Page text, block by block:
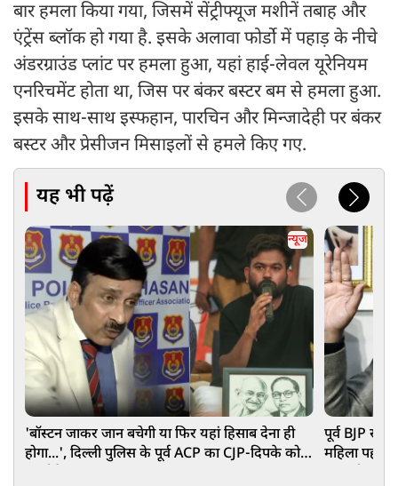
बार हमला किया गया, जिसमें सेंट्रीफ्यूज मशीनें तबाह और
एंट्रेंस ब्लॉक हो गया है. इसके अलावा फोर्डो में पहाड़ के नीचे
अंडरग्राउंड प्लांट पर हमला हुआ, यहां हाई-लेवल यूरेनियम
एनरिचमेंट होता था, जिस पर बंकर बस्टर बम से हमला हुआ.
इसके साथ-साथ इस्फहान, पारचिन और मिन्जादेही पर बंकर
बस्टर और प्रेसीजन मिसाइलों से हमले किए गए.
यह भी पढ़ें
न्यूज
'बॉस्टन जाकर जान बचेगी या फिर यहां हिसाब देना ही
होगा...', दिल्ली पुलिस के पूर्व ACP का CJP-दिपके को
पूर्व BJP
महिला